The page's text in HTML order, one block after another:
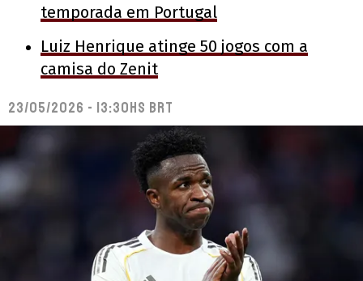
temporada em Portugal
Luiz Henrique atinge 50 jogos com a
camisa do Zenit
23/05/2026 - 13:30hs BRT